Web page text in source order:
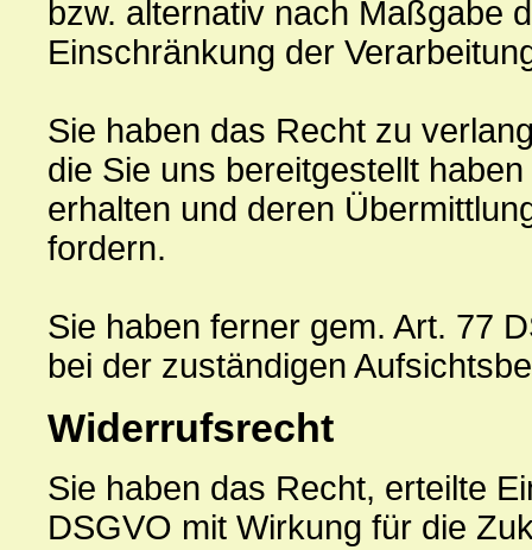
bzw. alternativ nach Maßgabe
Einschränkung der
Sie haben das Recht zu
die Sie uns bereitgestellt
erhalten und deren
fordern.
Sie haben ferner gem. Art. 77
bei der zuständigen
Widerrufsrecht
Sie haben das Recht, erteilte
DSGVO mit Wirkung für die